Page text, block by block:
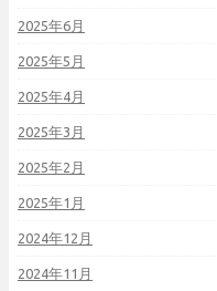
2025年6月
2025年5月
2025年4月
2025年3月
2025年2月
2025年1月
2024年12月
2024年11月